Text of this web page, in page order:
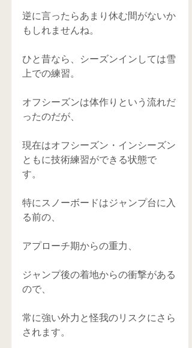
逆に言ったらあまり休む間がないか
もしれませんね。
ひと昔なら、シーズンインしては雪
上での練習。
オフシーズンは体作りという流れだ
ったのだが、
現在はオフシーズン・インシーズン
ともに技術練習ができる状態で
す。
特にスノーボードはジャンプ台に入
る前の、
アプローチ期からの重力、
ジャンプ後の着地からの衝撃がある
ので、
常に強い外力と怪我のリスクにさら
されます。